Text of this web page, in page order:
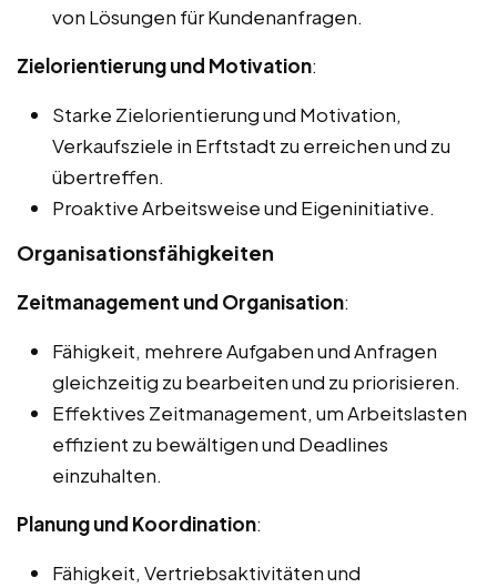
von Lösungen für Kundenanfragen.
Zielorientierung und Motivation:
Starke Zielorientierung und Motivation,
Verkaufsziele in Erftstadt zu erreichen und zu
übertreffen.
Proaktive Arbeitsweise und Eigeninitiative.
Organisationsfähigkeiten
Zeitmanagement und Organisation:
Fähigkeit, mehrere Aufgaben und Anfragen
gleichzeitig zu bearbeiten und zu priorisieren.
Effektives Zeitmanagement, um Arbeitslasten
effizient zu bewältigen und Deadlines
einzuhalten.
Planung und Koordination:
Fähigkeit, Vertriebsaktivitäten und